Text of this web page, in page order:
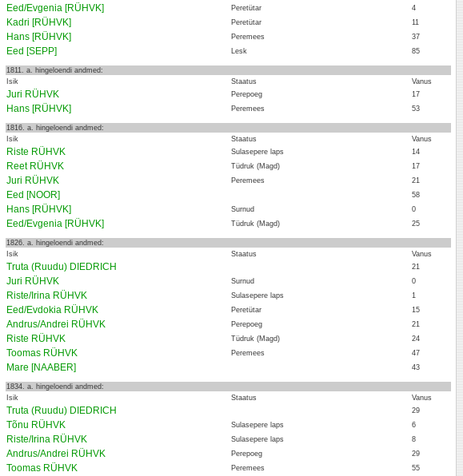
Eed/Evgenia [RÜHVK] Peretütar 4
Kadri [RÜHVK] Peretütar 11
Hans [RÜHVK] Peremees 37
Eed [SEPP] Lesk 85
1811. a. hingeloendi andmed:
Isik
Staatus Vanus
Juri RÜHVK Perepoeg 17
Hans [RÜHVK] Peremees 53
1816. a. hingeloendi andmed:
Isik
Staatus Vanus
Riste RÜHVK Sulasepere laps 14
Reet RÜHVK Tüdruk (Magd) 17
Juri RÜHVK Peremees 21
Eed [NOOR] 58
Hans [RÜHVK] Surnud 0
Eed/Evgenia [RÜHVK] Tüdruk (Magd) 25
1826. a. hingeloendi andmed:
Isik
Staatus Vanus
Truta (Ruudu) DIEDRICH 21
Juri RÜHVK Surnud 0
Riste/Irina RÜHVK Sulasepere laps 1
Eed/Evdokia RÜHVK Peretütar 15
Andrus/Andrei RÜHVK Perepoeg 21
Riste RÜHVK Tüdruk (Magd) 24
Toomas RÜHVK Peremees 47
Mare [NAABER] 43
1834. a. hingeloendi andmed:
Isik
Staatus Vanus
Truta (Ruudu) DIEDRICH 29
Tõnu RÜHVK Sulasepere laps 6
Riste/Irina RÜHVK Sulasepere laps 8
Andrus/Andrei RÜHVK Perepoeg 29
Toomas RÜHVK Peremees 55